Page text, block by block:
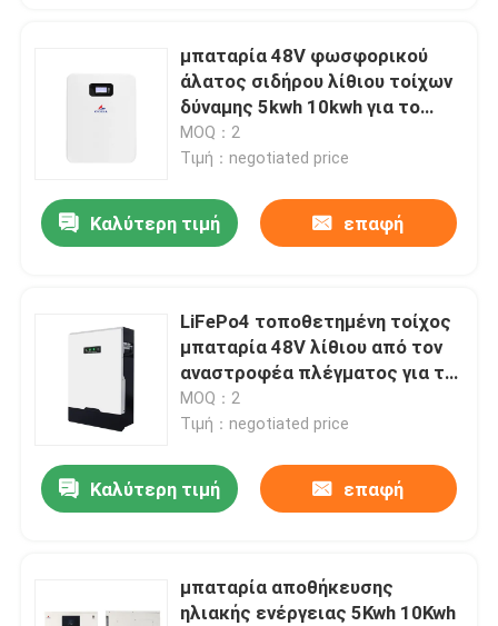
μπαταρία 48V φωσφορικού
άλατος σιδήρου λίθιου τοίχων
δύναμης 5kwh 10kwh για το
σταθμό εγχώριας παραγωγής
ηλεκτρικού ρεύματος
MOQ：2
Τιμή：negotiated price
Καλύτερη τιμή επαφή
LiFePo4 τοποθετημένη τοίχος
μπαταρία 48V λίθιου από τον
αναστροφέα πλέγματος για το
σύστημα εγχώριας ηλιακής
ενέργειας
MOQ：2
Τιμή：negotiated price
Καλύτερη τιμή επαφή
μπαταρία αποθήκευσης
ηλιακής ενέργειας 5Kwh 10Kwh